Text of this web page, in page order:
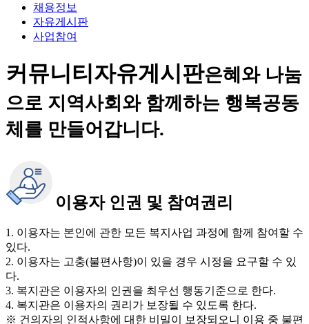
채용정보
자유게시판
사업참여
커뮤니티자유게시판은혜와 나눔
으로 지역사회와 함께하는 행복공동
체를 만들어갑니다.
이용자 인권 및 참여권리
1. 이용자는 본인에 관한 모든 복지사업 과정에 함께 참여할 수
있다.
2. 이용자는 고충(불편사항)이 있을 경우 시정을 요구할 수 있
다.
3. 복지관은 이용자의 인권을 최우선 행동기준으로 한다.
4. 복지관은 이용자의 권리가 보장될 수 있도록 한다.
※ 건의자의 인적사항에 대한 비밀이 보장되오니 이용 중 불편